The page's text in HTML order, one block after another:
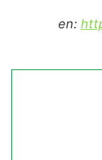
en: